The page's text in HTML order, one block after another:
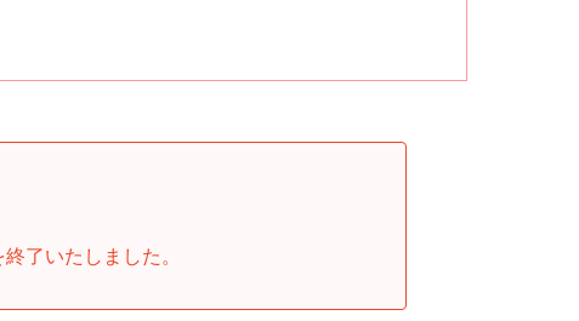
了いたしました。